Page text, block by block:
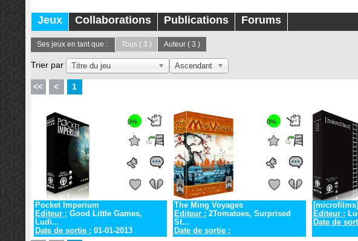
Jeux Collaborations Publications Forums
Ses jeux en tant que : Tous( 3 ) Auteur( 3 )
Trier par Titre du jeu Ascendant
<< < 1
0%
Pocket Imperium
Editeur : Good Little Games,
Ludi...
Date de sortie : 01-01-2013
0%
The Ming Voyages
Editeur : 2Tomatoes, Surprised
St...
Date de sortie :
[microfilms]
Editeur :
Date de